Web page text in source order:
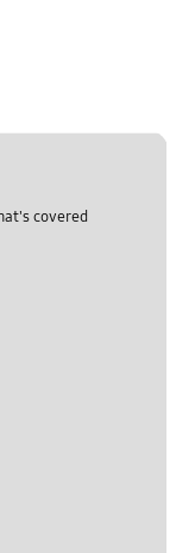
covered